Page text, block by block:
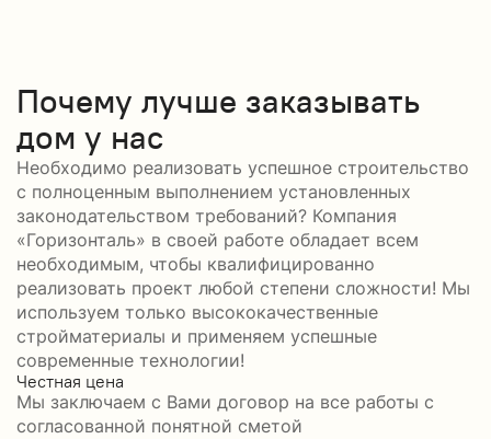
Почему лучше заказывать
дом у нас
Необходимо реализовать успешное строительство
с полноценным выполнением установленных
законодательством требований? Компания
«Горизонталь» в своей работе обладает всем
необходимым, чтобы квалифицированно
реализовать проект любой степени сложности! Мы
используем только высококачественные
стройматериалы и применяем успешные
современные технологии!
Честная цена
Мы заключаем с Вами договор на все работы с
согласованной понятной сметой